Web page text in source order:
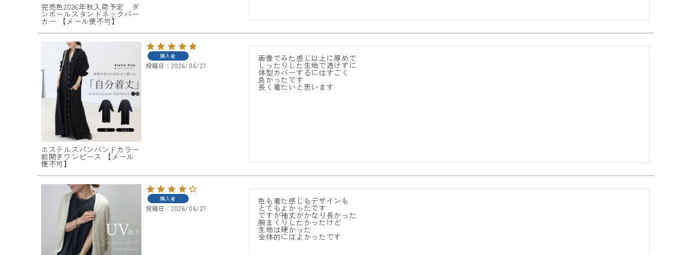
完売色2026年秋入荷予定 ダ
ンボールスタンドネックパー
カー 【メール便不可】
エステルスパンバンドカラー
前開きワンピース 【メール
便不可】
購入者
投稿日 2026/06/27
画像でみた感じ以上に厚めで
しったりした生地で透けずに
体型カバーするにはすごく
良かったです
長く着たいと思います
購入者
投稿日 2026/06/27
色も着た感じもデザインも
とてもよかったです
ですが袖丈がかなり長かった
腕まくりしたかったけど
生地は硬かった
全体的にはよかったです